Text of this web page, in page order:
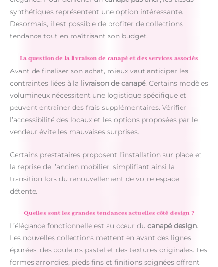
synthétiques représentent une option intéressante.
Désormais, il est possible de profiter de collections
tendance tout en maîtrisant son budget.
La question de la livraison de canapé et des services associés
Avant de finaliser son achat, mieux vaut anticiper les
contraintes liées à la
livraison de canapé. Certains modèles
volumineux nécessitent une logistique spécifique et
peuvent entraîner des frais supplémentaires. Vérifier
l’accessibilité des locaux et les options proposées par le
vendeur évite les mauvaises surprises.
Certains prestataires proposent l’installation sur place et
la reprise de l’ancien mobilier, simplifiant ainsi la
transition lors du renouvellement de votre espace
détente.
Quelles sont les grandes tendances actuelles côté design ?
L’élégance fonctionnelle est au cœur du canapé design.
Les nouvelles collections mettent en avant des lignes
épurées, des couleurs pastel et des textures originales. Les
formes arrondies, pieds fins et finitions soignées offrent